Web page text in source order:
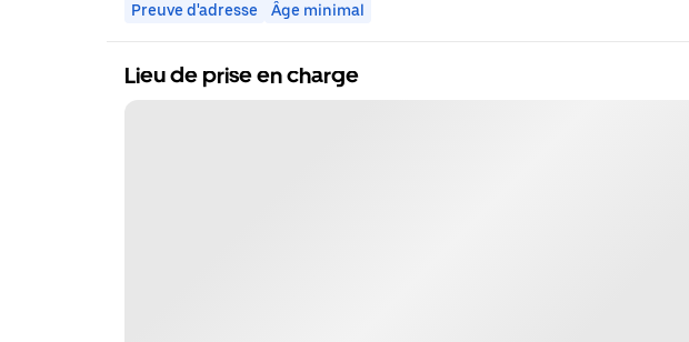
Preuve d'adresse Âge minimal
Lieu de prise en charge